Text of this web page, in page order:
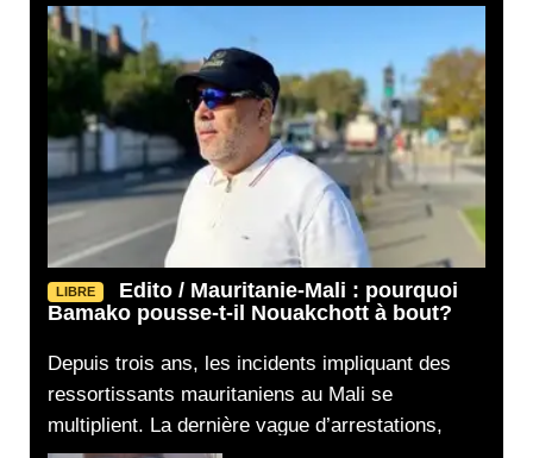
LIBRE
Edito / Mauritanie-Mali : pourquoi
Bamako pousse-t-il Nouakchott à bout?
Depuis trois ans, les incidents impliquant des
ressortissants mauritaniens au Mali se
multiplient. La dernière vague d’arrestations,